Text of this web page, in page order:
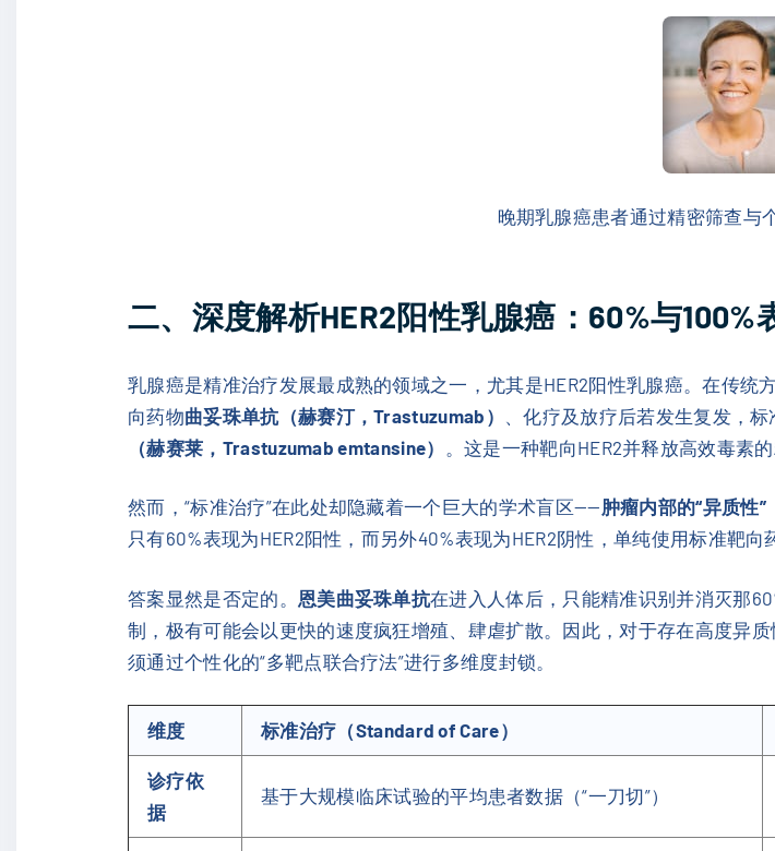
晚期乳腺癌患者通过精密筛查与
二、深度解析HER2阳性乳腺癌：60%与
乳腺癌是精准治疗发展最成熟的领域之一，尤其是HER2阳性乳腺癌。在传统
向药物曲妥珠单抗（赫赛汀，Trastuzumab） 、化疗及放疗后若发生复发，
（赫赛莱，Trastuzumab emtansine）
。这是一种靶向HER2并释放高效毒素的
然而，“标准治疗”在此处却隐藏着一个巨大的学术盲区——肿瘤内部的“异质性
只有60%表现为HER2阳性，而另外40%表现为HER2阴性，单纯使用标准靶向
答案显然是否定的。 恩美曲妥珠单抗在进入人体后，只能精准识别并消灭那
制，极有可能会以更快的速度疯狂增殖、肆虐扩散。因此，对于存在高度异
须通过个性化的“多靶点联合疗法”进行多维度封锁。
维度 标准治疗（Standard of Care）
诊疗依
据
基于大规模临床试验的平均患者数据（“一刀切”）